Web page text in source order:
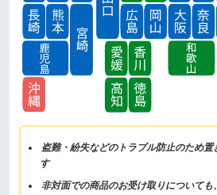
盗難・紛失などのトラブル防止のため
す
非対面での商品のお受け取りについて